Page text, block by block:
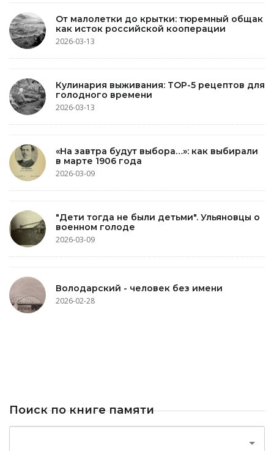
От малолетки до крытки: тюремный общак
как исток российской кооперации
2026-03-13
Кулинария выживания: TOP-5 рецептов для
голодного времени
2026-03-13
«На завтра будут выбора…»: как выбирали
в марте 1906 года
2026-03-09
"Дети тогда не были детьми". Ульяновцы о
военном голоде
2026-03-09
Володарский - человек без имени
2026-02-28
Поиск по книге памяти